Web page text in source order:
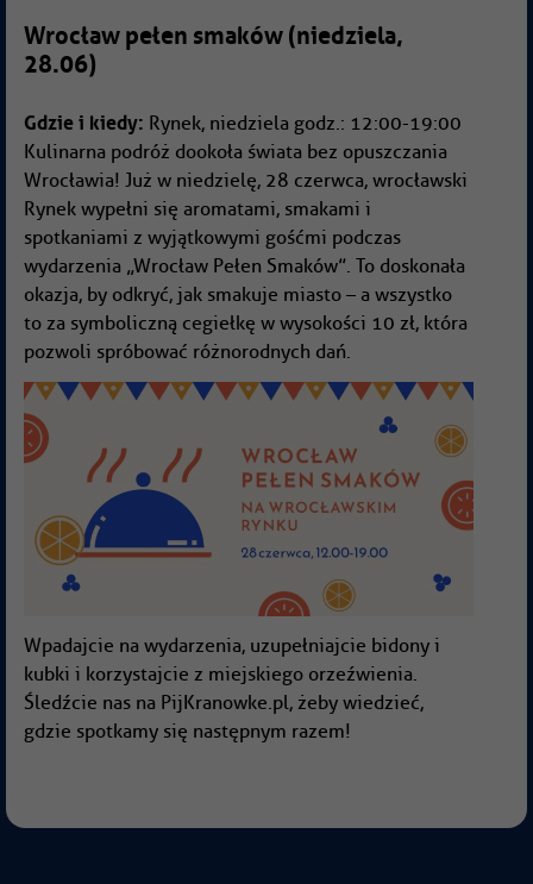
Wrocław pełen smaków (niedziela,
28.06)
Gdzie i kiedy: Rynek, niedziela godz.: 12:00-19:00
Kulinarna podróż dookoła świata bez opuszczania
Wrocławia! Już w niedzielę, 28 czerwca, wrocławski
Rynek wypełni się aromatami, smakami i
spotkaniami z wyjątkowymi gośćmi podczas
wydarzenia „Wrocław Pełen Smaków”. To doskonała
okazja, by odkryć, jak smakuje miasto – a wszystko
to za symboliczną cegiełkę w wysokości 10 zł, która
pozwoli spróbować różnorodnych dań.
Wpadajcie na wydarzenia, uzupełniajcie bidony i
kubki i korzystajcie z miejskiego orzeźwienia.
Śledźcie nas na PijKranowke.pl, żeby wiedzieć,
gdzie spotkamy się następnym razem!